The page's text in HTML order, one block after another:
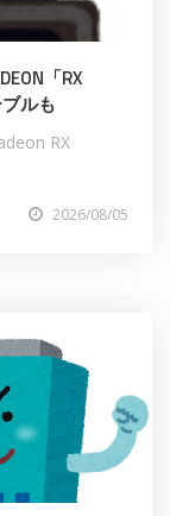
「RX
ルも
RX
2026/08/05